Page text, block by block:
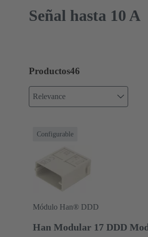
Señal hasta 10 A
Productos46
Relevance
Configurable
Módulo Han® DDD
Han Modular 17 DDD